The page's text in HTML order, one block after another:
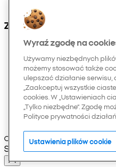
Znajdź nas na:
Copyright © 2026 Pepco.
Selected Language:
Wyraź zgodę na
Używamy niezbędnych
możemy stosować także
ulepszać działanie
„Zaakceptuj wszystkie
cookies. W „Ustawieniach
„Tylko niezbędne”. Zgodę
Polityce prywatności
Ustawienia plików cookie